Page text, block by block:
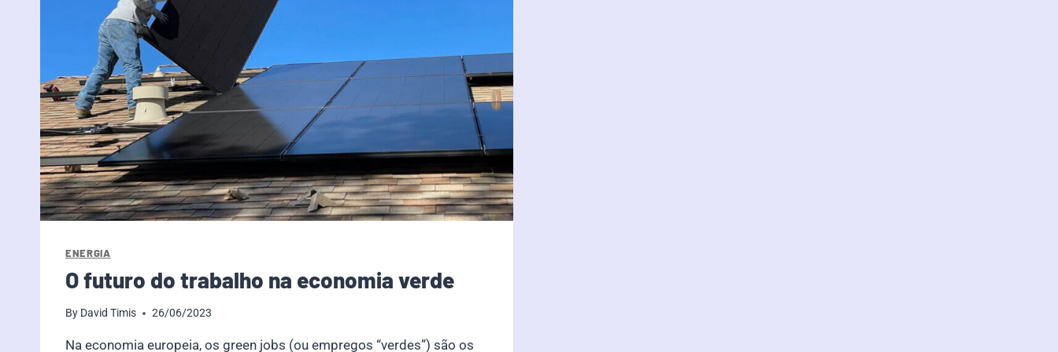
ENERGIA
O futuro do trabalho na economia verde
By David Timis 26/06/2023
Na economia europeia, os green jobs (ou empregos “verdes”) são os